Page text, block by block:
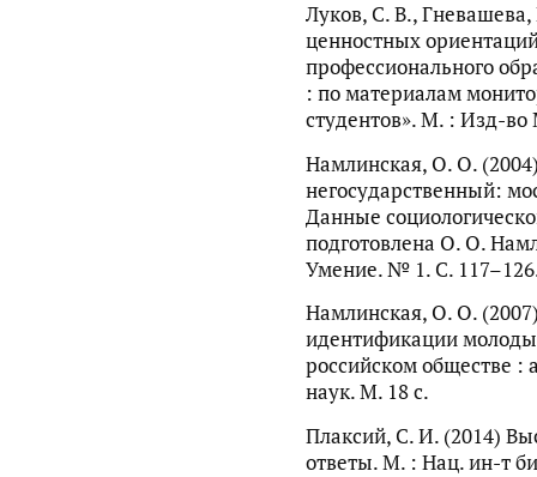
Луков, С. В.,
ценностных
профессионального
: по материалам
студентов». М. : Изд-во
Намлинская, О. О.
негосударственный:
Данные
подготовлена О. О.
Умение. № 1. С.
Намлинская, О. О.
идентификации
российском обществе :
наук. М. 18 с.
Плаксий, С. И. (2014)
ответы. М. : Нац. ин-т